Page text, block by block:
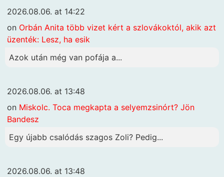
2026.08.06. at 14:22
on Orbán Anita több vizet kért a szlovákoktól, akik azt
üzenték: Lesz, ha esik
Azok után még van pofája a...
2026.08.06. at 13:48
on Miskolc. Toca megkapta a selyemzsinórt? Jön
Bandesz
Egy újabb csalódás szagos Zoli? Pedig...
2026.08.06. at 13:48